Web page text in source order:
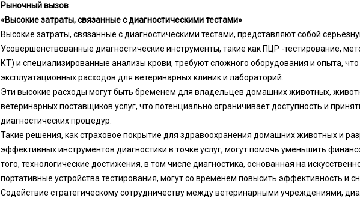
Рыночный вызов
«Высокие затраты, связанные с диагностическими тестами»
Высокие затраты, связанные с диагностическими тестами, представляют собой
Усовершенствованные диагностические инструменты, такие как ПЦР -тестирование,
КТ) и специализированные анализы крови, требуют сложного оборудования и опыта,
эксплуатационных расходов для ветеринарных клиник и лабораторий.
Эти высокие расходы могут быть бременем для владельцев домашних животных,
ветеринарных поставщиков услуг, что потенциально ограничивает доступность и
диагностических процедур.
Такие решения, как страховое покрытие для здравоохранения домашних животных и
эффективных инструментов диагностики в точке услуг, могут помочь уменьшить
того, технологические достижения, в том числе диагностика, основанная на
портативные устройства тестирования, могут со временем повысить эффективность и
Содействие стратегическому сотрудничеству между ветеринарными учреждениями,